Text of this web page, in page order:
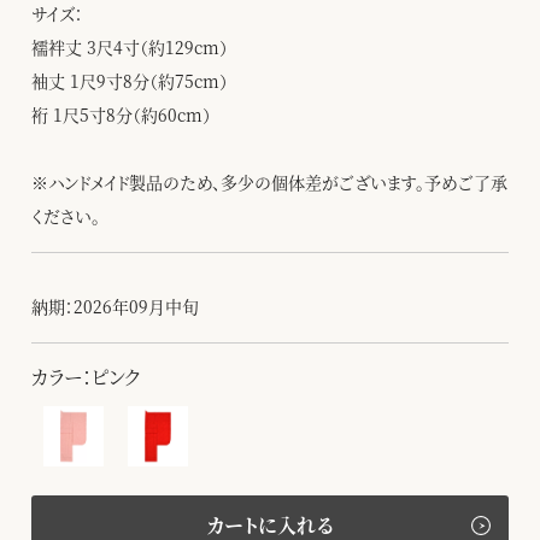
サイズ：
襦袢丈 3尺4寸（約129cm）
袖丈 1尺9寸8分（約75cm）
裄 1尺5寸8分（約60cm）
※ハンドメイド製品のため、多少の個体差がございます。予めご了承
ください。
納期：2026年09月中旬
カラー：ピンク
カートに入れる